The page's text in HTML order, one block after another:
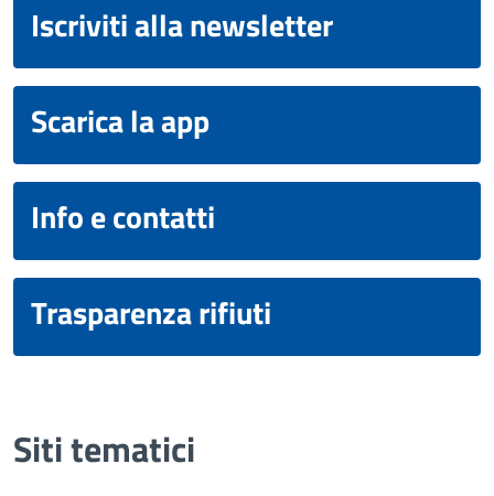
Iscriviti alla newsletter
Scarica la app
Info e contatti
Trasparenza rifiuti
Siti tematici